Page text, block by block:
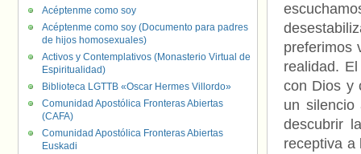
preferimos
realidad.
con Dios y
un silencio
descubrir
receptiva a
Acéptenme como soy
Acéptenme como soy (Documento para padres
de hijos homosexuales)
Activos y Contemplativos (Monasterio Virtual de
Espiritualidad)
Biblioteca LGTTB «Oscar Hermes Villordo»
Comunidad Apostólica Fronteras Abiertas
(CAFA)
Comunidad Apostólica Fronteras Abiertas
Euskadi